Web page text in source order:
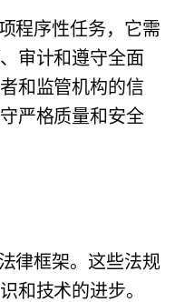
程序性任务，它需
审计和遵守全面
和监管机构的信
严格质量和安全
律框架。这些法规
和技术的进步。